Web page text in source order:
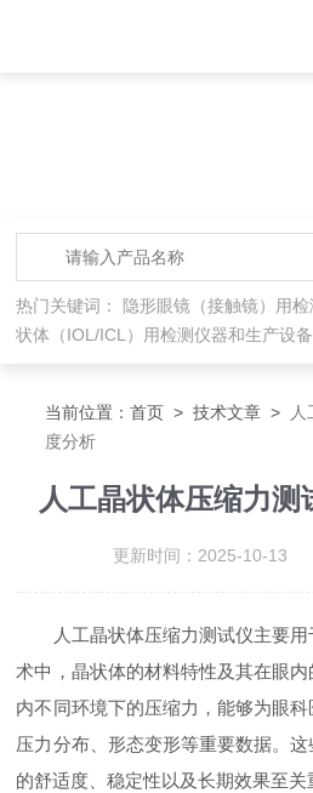
热门关键词： 隐形眼镜（接触镜）用
状体（IOL/ICL）用检测仪器和生产设
当前位置：首页 >技术文章 >
度分析
人工晶状体压缩力
更新时间：2025-10-13
人工晶状体压缩力测试仪主要用
术中，晶状体的材料特性及其在眼
内不同环境下的压缩力，能够为眼
压力分布、形态变形等重要数据。
的舒适度、稳定性以及长期效果至关